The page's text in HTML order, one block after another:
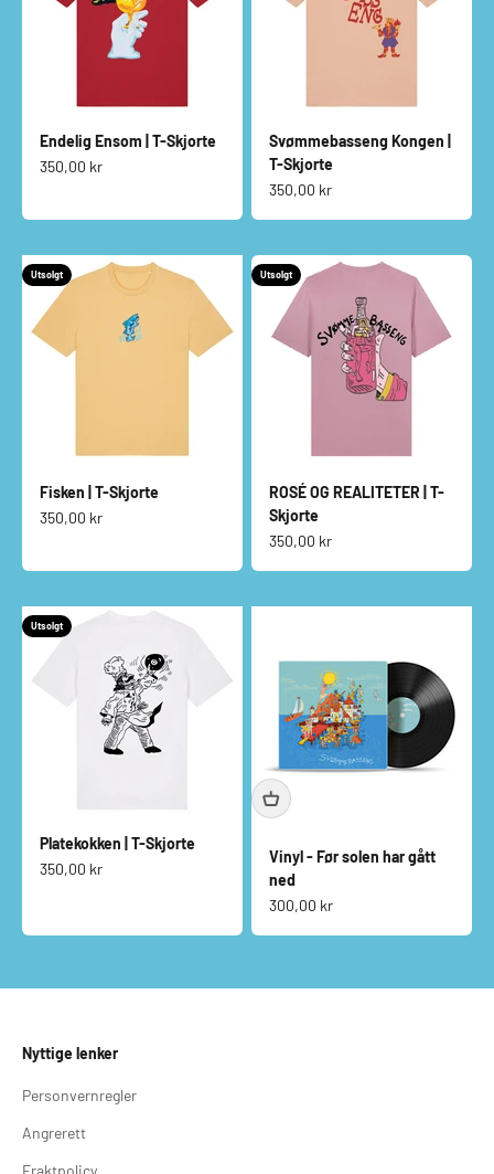
Endelig Ensom | T-Skjorte
Salgspris
350,00 kr
Svømmebasseng Kongen |
T-Skjorte
Salgspris
350,00 kr
Utsolgt
Fisken | T-Skjorte
Salgspris
350,00 kr
Utsolgt
ROSÉ OG REALITETER | T-
Skjorte
Salgspris
350,00 kr
Utsolgt
Platekokken | T-Skjorte
Salgspris
350,00 kr
Vinyl - Før solen har gått
ned
Salgspris
300,00 kr
Nyttige lenker
Personvernregler
Angrerett
Fraktpolicy